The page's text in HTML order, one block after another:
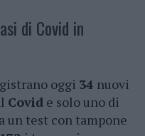
di Covid in
oggi 34 nuovi
Covid e solo uno di
un test con tampone